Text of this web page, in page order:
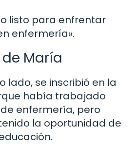
listo para enfrentar
enfermería».
María
lado, se inscribió en la
había trabajado
enfermería, pero
la oportunidad de